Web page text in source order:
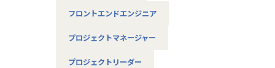
・提案書作成、提案活動
・プロジェクト全体のマネジメント、チーム組成、予算管理
・会社の定める業務
フロントエンドエンジニア
プロジェクトマネージャー
プロジェクトリーダー